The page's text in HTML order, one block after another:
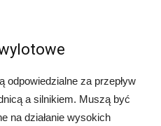
odpowiedzialne za przepływ
a silnikiem. Muszą być
na działanie wysokich